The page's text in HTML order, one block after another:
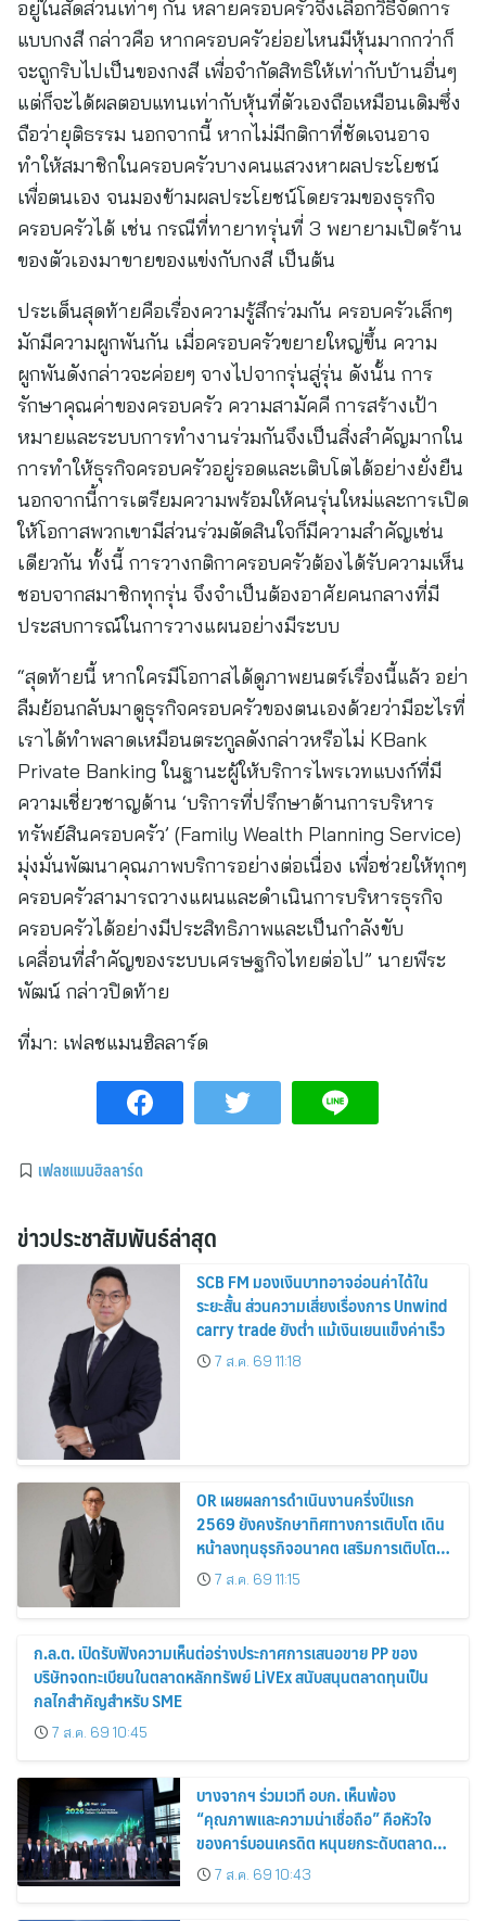
อยู่ในสัดส่วนเท่าๆ กัน หลายครอบครัวจึงเลือกวิธีจัดการ
แบบกงสี กล่าวคือ หากครอบครัวย่อยไหนมีหุ้นมากกว่าก็
จะถูกริบไปเป็นของกงสี เพื่อจำกัดสิทธิให้เท่ากับบ้านอื่นๆ
แต่ก็จะได้ผลตอบแทนเท่ากับหุ้นที่ตัวเองถือเหมือนเดิมซึ่ง
ถือว่ายุติธรรม นอกจากนี้ หากไม่มีกติกาที่ชัดเจนอาจ
ทำให้สมาชิกในครอบครัวบางคนแสวงหาผลประโยชน์
เพื่อตนเอง จนมองข้ามผลประโยชน์โดยรวมของธุรกิจ
ครอบครัวได้ เช่น กรณีที่ทายาทรุ่นที่ 3 พยายามเปิดร้าน
ของตัวเองมาขายของแข่งกับกงสี เป็นต้น
ประเด็นสุดท้ายคือเรื่องความรู้สึกร่วมกัน ครอบครัวเล็กๆ
มักมีความผูกพันกัน เมื่อครอบครัวขยายใหญ่ขึ้น ความ
ผูกพันดังกล่าวจะค่อยๆ จางไปจากรุ่นสู่รุ่น ดังนั้น การ
รักษาคุณค่าของครอบครัว ความสามัคคี การสร้างเป้า
หมายและระบบการทำงานร่วมกันจึงเป็นสิ่งสำคัญมากใน
การทำให้ธุรกิจครอบครัวอยู่รอดและเติบโตได้อย่างยั่งยืน
นอกจากนี้การเตรียมความพร้อมให้คนรุ่นใหม่และการเปิด
ให้โอกาสพวกเขามีส่วนร่วมตัดสินใจก็มีความสำคัญเช่น
เดียวกัน ทั้งนี้ การวางกติกาครอบครัวต้องได้รับความเห็น
ชอบจากสมาชิกทุกรุ่น จึงจำเป็นต้องอาศัยคนกลางที่มี
ประสบการณ์ในการวางแผนอย่างมีระบบ
“สุดท้ายนี้ หากใครมีโอกาสได้ดูภาพยนตร์เรื่องนี้แล้ว อย่า
ลืมย้อนกลับมาดูธุรกิจครอบครัวของตนเองด้วยว่ามีอะไรที่
เราได้ทำพลาดเหมือนตระกูลดังกล่าวหรือไม่ KBank
Private Banking ในฐานะผู้ให้บริการไพรเวทแบงก์ที่มี
ความเชี่ยวชาญด้าน ‘บริการที่ปรึกษาด้านการบริหาร
ทรัพย์สินครอบครัว’ (Family Wealth Planning Service)
มุ่งมั่นพัฒนาคุณภาพบริการอย่างต่อเนื่อง เพื่อช่วยให้ทุกๆ
ครอบครัวสามารถวางแผนและดำเนินการบริหารธุรกิจ
ครอบครัวได้อย่างมีประสิทธิภาพและเป็นกำลังขับ
เคลื่อนที่สำคัญของระบบเศรษฐกิจไทยต่อไป” นายพีระ
พัฒน์ กล่าวปิดท้าย
ที่มา: เฟลชแมนฮิลลาร์ด
เฟลชแมนฮิลลาร์ด
ข่าวประชาสัมพันธ์ล่าสุด
SCB FM มองเงินบาทอาจอ่อนค่าได้ใน
ระยะสั้น ส่วนความเสี่ยงเรื่องการ Unwind
carry trade ยังต่ำ แม้เงินเยนแข็งค่าเร็ว
7 ส.ค. 69 11:18
OR เผยผลการดำเนินงานครึ่งปีแรก
2569 ยังคงรักษาทิศทางการเติบโต เดิน
หน้าลงทุนธุรกิจอนาคต เสริมการเติบโต
ระยะยาว
7 ส.ค. 69 11:15
ก.ล.ต. เปิดรับฟังความเห็นต่อร่างประกาศการเสนอขาย PP ของ
บริษัทจดทะเบียนในตลาดหลักทรัพย์ LiVEx สนับสนุนตลาดทุนเป็น
กลไกสำคัญสำหรับ SME
7 ส.ค. 69 10:45
บางจากฯ ร่วมเวที อบก. เห็นพ้อง
“คุณภาพและความน่าเชื่อถือ” คือหัวใจ
ของคาร์บอนเครดิต หนุนยกระดับตลาด
คาร์บอนไทย เชื่อมโยงอาเซียน เปิดโอกาสสู่
ตลาดสากล
7 ส.ค. 69 10:43